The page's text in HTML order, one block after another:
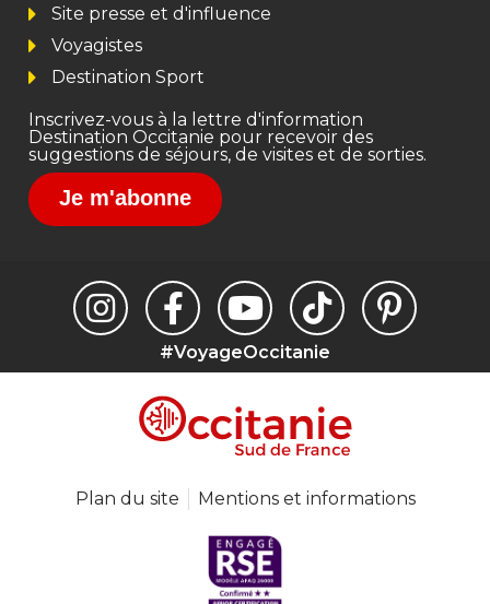
Site presse et d'influence
Voyagistes
Destination Sport
Inscrivez-vous à la lettre d'information
Destination Occitanie pour recevoir des
suggestions de séjours, de visites et de sorties.
Je m'abonne
#VoyageOccitanie
Plan du site Mentions et informations